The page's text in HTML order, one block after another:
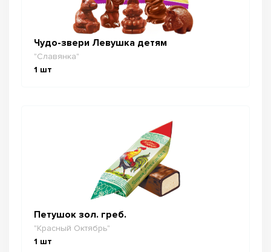
Чудо-звери Левушка детям
"Славянка"
1 шт
Петушок зол. греб.
"Красный Октябрь"
1 шт